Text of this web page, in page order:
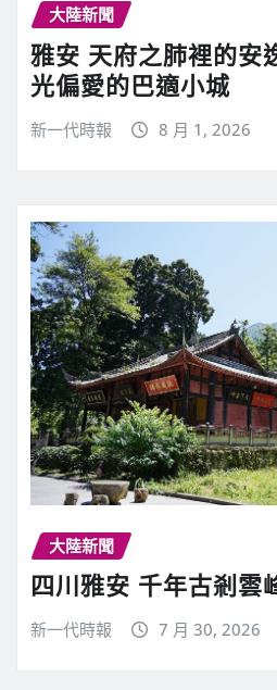
大陸新聞
雅安 天府之肺裡的安
光偏愛的巴適小城
新一代時報 8 月 1, 2026
大陸新聞
四川雅安 千年古剎雲
新一代時報 7 月 30, 2026